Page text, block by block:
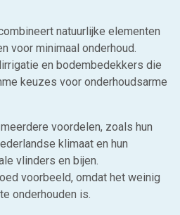
natuurlijke elementen
voor minimaal onderhoud.
en bodembedekkers die
keuzes voor onderhoudsarme
voordelen, zoals hun
klimaat en hun
vlinders en bijen.
voorbeeld, omdat het weinig
onderhouden is.